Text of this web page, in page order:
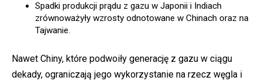
Spadki produkcji prądu z gazu w Japonii i Indiach
zrównoważyły wzrosty odnotowane w Chinach oraz na
Tajwanie.
Nawet Chiny, które podwoiły generację z gazu w ciągu
dekady, ograniczają jego wykorzystanie na rzecz węgla i